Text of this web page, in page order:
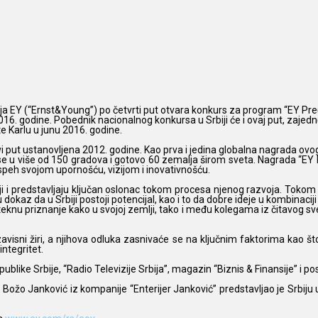
(“Ernst&Young”) po četvrti put otvara konkurs za program “EY
godine. Pobednik nacionalnog konkursa u Srbiji će i ovaj put,
u junu 2016. godine.
put ustanovljena 2012. godine. Kao prva i jedina globalna nagrada
više od 150 gradova i gotovo 60 zemalja širom sveta. Nagrada
svojom upornošću, vizijom i inovativnošću.
ključan oslonac tokom procesa njenog razvoja.
da u Srbiji postoji potencijal, kao i to da dobre ideje u
priznanje kako u svojoj zemlji, tako i među kolegama iz čitavog
žiri, a njihova odluka zasnivaće se na ključnim faktorima kao
Srbije, “Radio Televizije Srbija”, magazin “Biznis & Finansije” i
Janković iz kompanije “Enterijer Janković” predstavljao je